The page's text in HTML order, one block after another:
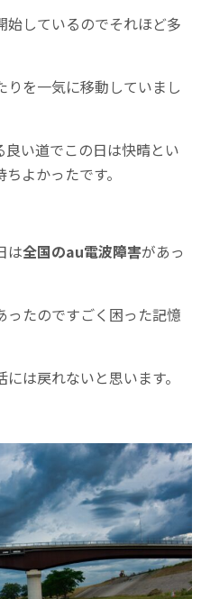
始しているのでそれほど多
を一気に移動していまし
い道でこの日は快晴とい
よかったです。
は全国のau電波障害があっ
ったのですごく困った記憶
は戻れないと思います。